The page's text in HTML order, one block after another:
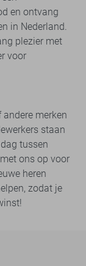
en ontvang
in Nederland.
plezier met
voor
merken
staan
tussen
ons op voor
heren
zodat je